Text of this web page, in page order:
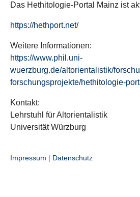
Das Hethitologie-Portal Mainz ist
https://hethport.net/
Weitere Informationen:
https://www.phil.uni-
wuerzburg.de/altorientalistik/
forschungsprojekte/hethitologie-
Kontakt:
Lehrstuhl für Altorientalistik
Universität Würzburg
Impressum | Datenschutz